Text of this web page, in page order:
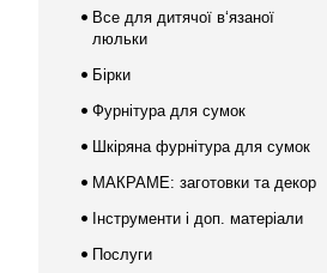
Все для дитячої в‘язаної
люльки
Бірки
Фурнітура для сумок
Шкіряна фурнітура для сумок
МАКРАМЕ: заготовки та декор
Інструменти і доп. матеріали
Послуги